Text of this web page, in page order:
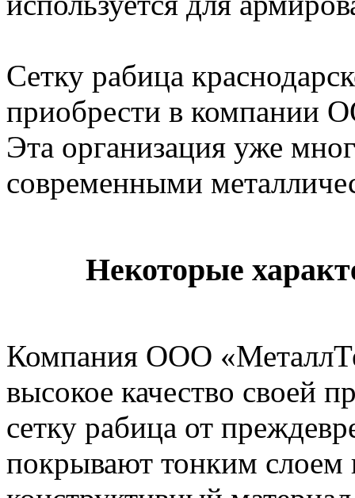
Сетку рабица
приобрести в компании
Эта организация уже
современными
Некоторые
Компания ООО
высокое качество своей
сетку рабица от
покрывают тонким слоем